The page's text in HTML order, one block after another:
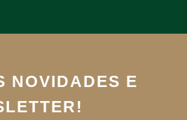
NOVIDADES E